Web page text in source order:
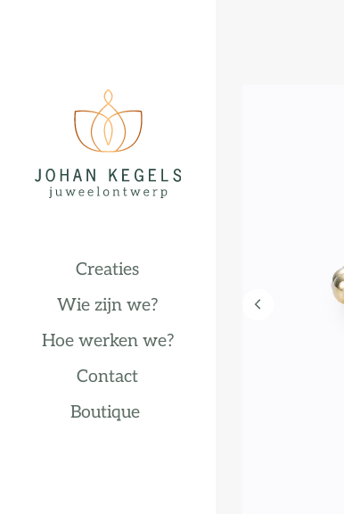
Creaties
Wie zijn we?
Hoe werken we?
Contact
Boutique